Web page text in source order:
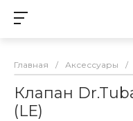
Главная / Аксессуары /
Клапан
(LE)